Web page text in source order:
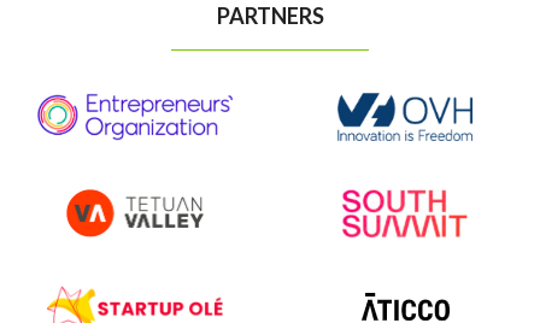
PARTNERS